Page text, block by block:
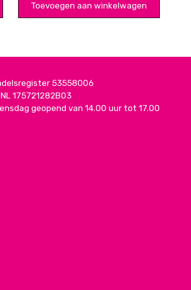
Toevoegen aan winkelwagen
53558006
175721282B03
geopend van 14.00 uur tot 17.00